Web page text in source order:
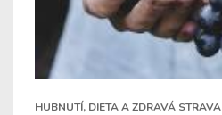
HUBNUTÍ, DIETA A ZDRAVÁ STRAVA